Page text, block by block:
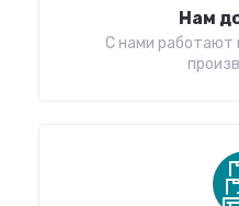
Нам
С нами работают